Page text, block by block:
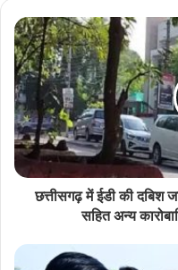
छत्तीसगढ़ में ईडी की दबिश
सहित अन्य